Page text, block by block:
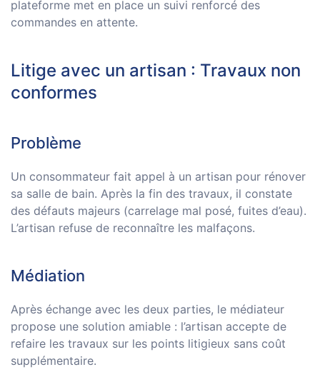
plateforme met en place un suivi renforcé des
commandes en attente.
Litige avec un artisan : Travaux non
conformes
Problème
Un consommateur fait appel à un artisan pour rénover
sa salle de bain. Après la fin des travaux, il constate
des défauts majeurs (carrelage mal posé, fuites d’eau).
L’artisan refuse de reconnaître les malfaçons.
Médiation
Après échange avec les deux parties, le médiateur
propose une solution amiable : l’artisan accepte de
refaire les travaux sur les points litigieux sans coût
supplémentaire.